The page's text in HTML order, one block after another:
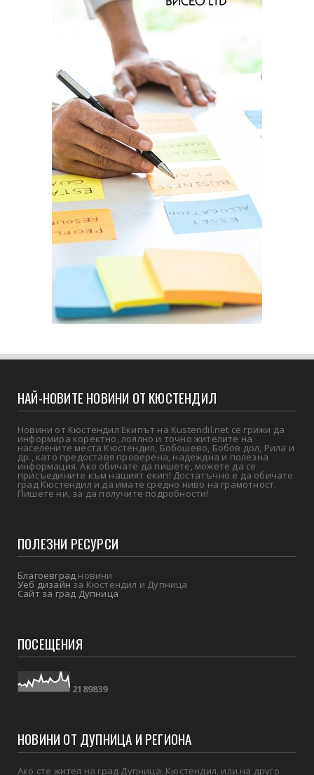
НАЙ-НОВИТЕ НОВИНИ ОТ КЮСТЕНДИЛ
Новини от Кюстендил Екипът на Kustendil.net се грижи да
информира коректно, лоялно и точно жителите на
населените места Кюстендил, Бобошево, Бобов дол, Рила и
др., като предоставя проверена, надеждна и полезна
информация. Ако обичате да пишете, можете да се
присъедините към нашият екип! Достатъчно е да обичате
град Кюстендил и да имате средно ниво на грамотност.
Пишете ни, за да получите подробности!
ПОЛЕЗНИ РЕСУРСИ
Благоевград новини
Уеб дизайнза Кюстендил и Дупница
Сайт за град Дупница
ПОСЕЩЕНИЯ
21 89839
НОВИНИ ОТ ДУПНИЦА И РЕГИОНА
Ако сте жител на град Дупница, Кюстендил, или на друго